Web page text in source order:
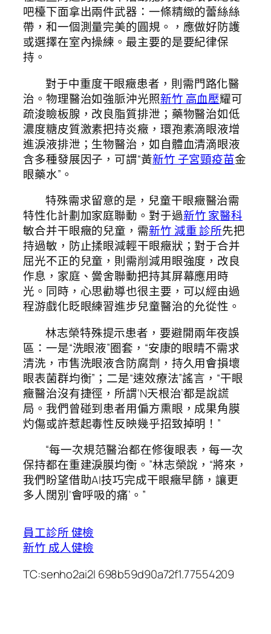
吧檯下面拿出兩件武器：一條精緻的蕾絲絲
帶，和一個測量完美的圓規。，應做好防護
或選擇在室內操練。最主要的是要紀律保
持。
對于中重度干眼癥患者，則需門路化醫
治。物理醫治如強脈沖光照新竹 高血壓耀可
疏浚瞼板腺，改良脂質排泄；藥物醫治如低
濃度糖皮質激素把持炎癥，環孢素滴眼液增
進淚液排泄；生物醫治，如自體血清滴眼液
含多種發展因子，可謂“黃新竹 子宮頸疫苗金
眼藥水”。
特殊需求留意的是，兒童干眼癥醫治需
特性化計劃加家庭聯動。對于過新竹 家醫科
敏合并干眼癥的兒童，需新竹 減重 診所先把
持過敏，防止揉眼減輕干眼癥狀；對于合并
屈光不正的兒童，則需削減用眼強度，改良
作息，家庭、黌舍聯動把持其屏幕應用時
光。同時，心思勸導也很主要，可以經由過
程游戲化眨眼練習進步兒童醫治的允從性。
林志榮特殊提示患者，要避開兩年夜誤
區：一是“洗眼液”圈套，“安康的眼睛不需求
清洗，市售洗眼液含防腐劑，持久用會損壞
眼表菌群均衡”；二是“速效療法”謠言，“干眼
癥醫治沒有捷徑，所謂‘N天根治’都是說謊
局。我們曾碰到患者用偏方熏眼，成果角膜
灼傷或許惹起毒性反映幾乎招致掉明！”
“每一次規范醫治都在修復眼表，每一次
保持都在重建淚膜均衡。”林志榮說，“將來，
我們盼望借助AI技巧完成干眼癥早篩，讓更
多人闊別‘會呼吸的痛’。”
員工診所 健檢
新竹 成人健檢
TC:senho2ai2l 698b59d90a72f1.77554209